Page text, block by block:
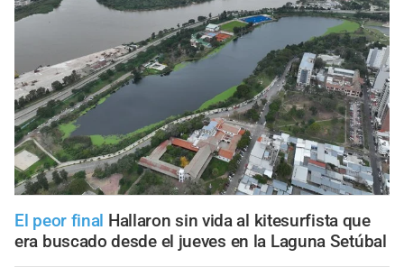
El peor final Hallaron sin vida al kitesurfista que
era buscado desde el jueves en la Laguna Setúbal